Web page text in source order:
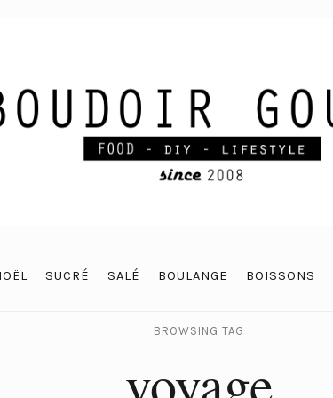
SUCRÉ SALÉ BOULANGE BOISSONS
BROWSING TAG
voyage